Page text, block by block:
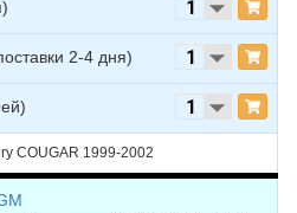
2-4 дня)
COUGAR 1999-2002